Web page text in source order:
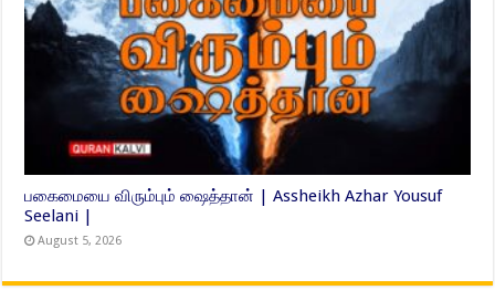
பகைமையை விரும்பும் ஷைத்தான் | Assheikh Azhar Yousuf
Seelani |
August 5, 2026